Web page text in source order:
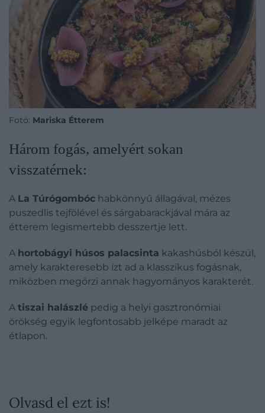
Fotó: Mariska Étterem
Három fogás, amelyért sokan
visszatérnek:
A La Túrógombóc habkönnyű állagával, mézes
puszedlis tejfölével és sárgabarackjával mára az
étterem legismertebb desszertje lett.
A hortobágyi húsos palacsinta kakashúsból készül,
amely karakteresebb ízt ad a klasszikus fogásnak,
miközben megőrzi annak hagyományos karakterét.
A tiszai halászlé pedig a helyi gasztronómiai
örökség egyik legfontosabb jelképe maradt az
étlapon.
Olvasd el ezt is!